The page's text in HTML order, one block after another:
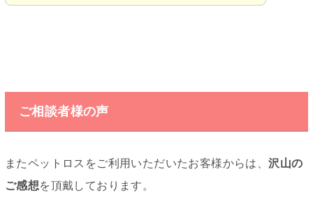
ご相談者様の声
またペットロスをご利用いただいたお客様からは、沢山の
ご感想を頂戴しております。